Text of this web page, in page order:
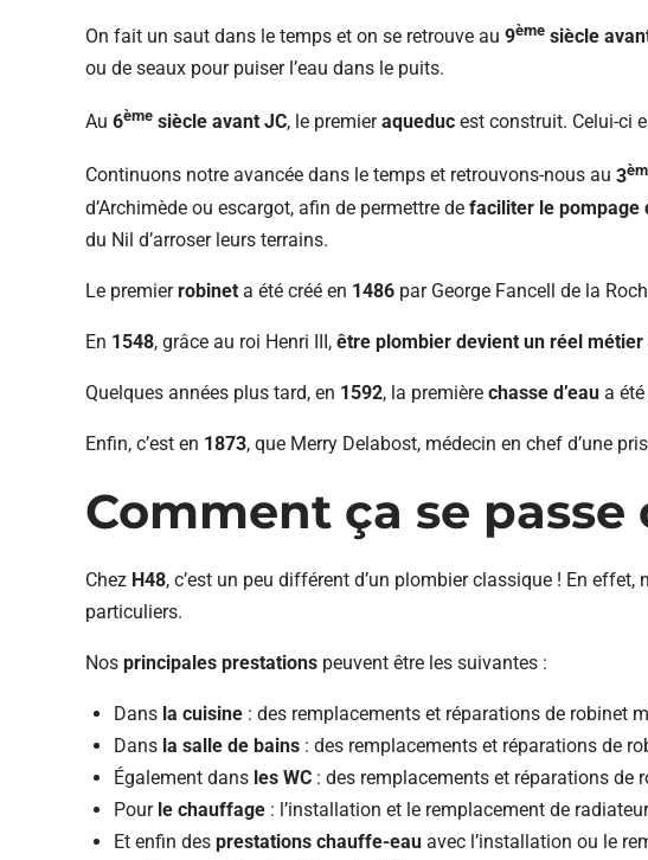
On fait un saut dans le temps et on se retrouve au 9ème siècle
ou de seaux pour puiser l’eau dans le puits.
Au 6ème siècle avant JC, le premieraqueduc est construit. Celui-ci
Continuons notre avancée dans le temps et retrouvons-nous au 3
d’Archimède ou escargot, afin de permettre de faciliter le pompage
du Nil d’arroser leurs terrains.
Le premierrobinet a été créé en 1486 par George Fancell de la
En 1548, grâce au roi Henri III, être plombier devient un réel métier
Quelques années plus tard, en 1592, la première chasse d’eau a
Enfin, c’est en 1873, que Merry Delabost, médecin en chef d’une
Comment ça se passe
Chez H48, c’est un peu différent d’un plombier classique ! En
particuliers.
Nos principales prestations peuvent être les suivantes :
Dans la cuisine : des remplacements et réparations de robinet
Dans la salle de bains : des remplacements et réparations de
Également dans les WC : des remplacements et réparations de
Pour le chauffage : l’installation et le remplacement de
Et enfin des prestations chauffe-eau avec l’installation ou le